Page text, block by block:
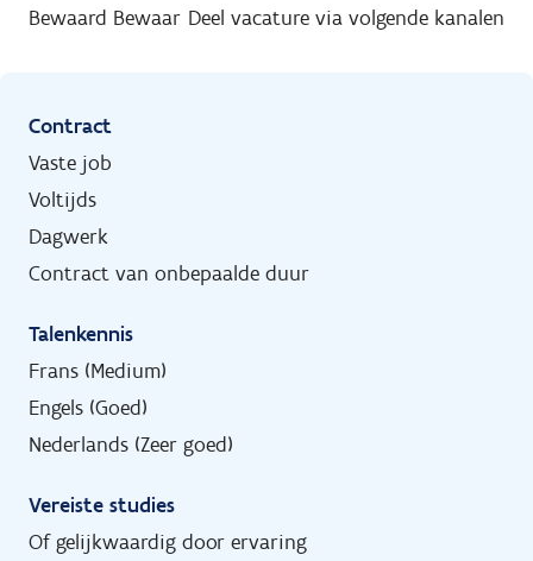
Bewaard Bewaar Deel vacature via volgende kanalen
Contract
Vaste job
Voltijds
Dagwerk
Contract van onbepaalde duur
Talenkennis
Frans (Medium)
Engels (Goed)
Nederlands (Zeer goed)
Vereiste studies
Of gelijkwaardig door ervaring